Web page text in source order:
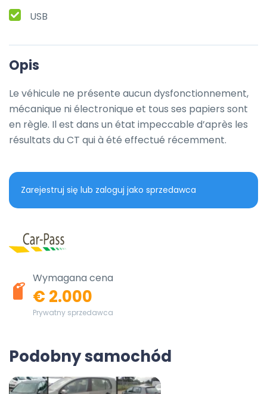
USB
Opis
Le véhicule ne présente aucun dysfonctionnement,
mécanique ni électronique et tous ses papiers sont
en règle. Il est dans un état impeccable d’après les
résultats du CT qui à été effectué récemment.
Zarejestruj się lub zaloguj jako sprzedawca
Wymagana cena
€ 2.000
Prywatny sprzedawca
Podobny samochód